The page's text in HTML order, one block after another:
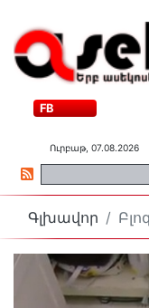
FB
Ուրբաթ, 07.08.2026
Գլխավոր